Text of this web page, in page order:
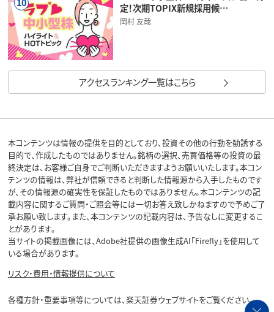
定！次期TOPIX新規採用候…
岡村 友哉
アクセスランキング一覧はこちら
本コンテンツは情報の提供を目的としており、投資その他の行動を勧誘する
目的で、作成したものではありません。銘柄の選択、売買価格等の投資の最
終決定は、お客様ご自身でご判断いただきますようお願いいたします。本コン
テンツの情報は、弊社が信頼できると判断した情報源から入手したものです
が、その情報源の確実性を保証したものではありません。本コンテンツの記
載内容に関するご質問・ご照会等には一切お答え致しかねますので予めご了
承お願い致します。また、本コンテンツの記載内容は、予告なしに変更するこ
とがあります。
当サイトの掲載画像には、Adobe社提供の画像生成AI「Firefly」を使用して
いる場合があります。
リスク・費用・情報提供について
各種方針・重要事項等については、楽天証券ウェブサイトをご覧ください。